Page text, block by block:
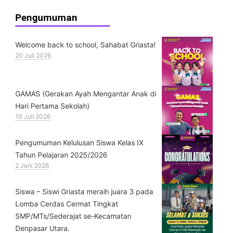
Pengumuman
Welcome back to school, Sahabat Griasta!
20 Juli 2026
GAMAS (Gerakan Ayah Mengantar Anak di
Hari Pertama Sekolah)
10 Juli 2026
Pengumuman Kelulusan Siswa Kelas IX
Tahun Pelajaran 2025/2026
2 Juni 2026
Siswa – Siswi Griasta meraih juara 3 pada
Lomba Cerdas Cermat Tingkat
SMP/MTs/Sederajat se-Kecamatan
Denpasar Utara.